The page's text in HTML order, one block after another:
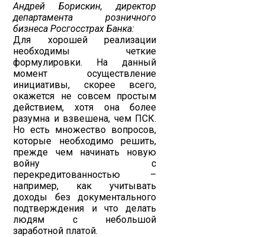
Андрей Борискин, директор
департамента розничного
бизнеса Росгосстрах Банка:
Для хорошей реализации
необходимы четкие
формулировки. На данный
момент осуществление
инициативы, скорее всего,
окажется не совсем простым
действием, хотя она более
разумна и взвешена, чем ПСК.
Но есть множество вопросов,
которые необходимо решить,
прежде чем начинать новую
войну с
перекредитованностью –
например, как учитывать
доходы без документального
подтверждения и что делать
людям с небольшой
заработной платой.